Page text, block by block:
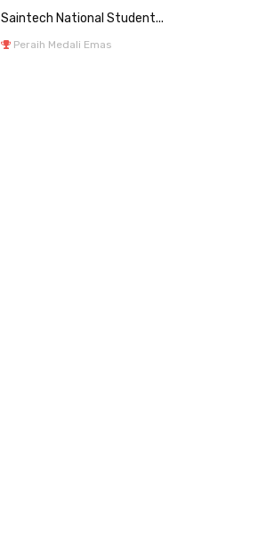
Saintech National Student...
Peraih Medali Emas